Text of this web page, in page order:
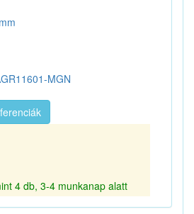
MGN
4 db, 3-4 munkanap alatt